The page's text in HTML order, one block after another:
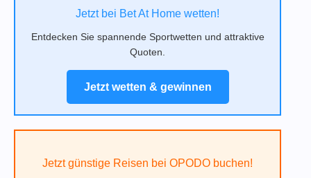
Jetzt bei Bet At Home wetten!
Entdecken Sie spannende Sportwetten und attraktive
Quoten.
Jetzt wetten & gewinnen
Jetzt günstige Reisen bei OPODO buchen!